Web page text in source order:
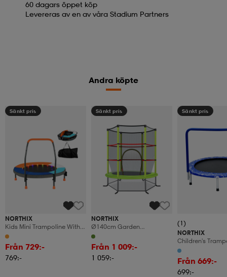
60 dagars öppet köp
Levereras av en av våra Stadium Partners
Andra köpte
Sänkt pris
NORTHIX
Kids Mini Trampoline With
Led Lights, Foldable, 90
Cm
Från 729:-
769:-
Sänkt pris
NORTHIX
Ø140cm Garden
Trampoline With Safety Net
Trampoline Can Hold Up To
135kg For Children Aged 3
And Ove
Från 1 009:-
1 059:-
Sänkt pris
(1)
NORTHIX
Children's
Trampoline
Trampoline For
Blue + Black
Från 669:-
699:-